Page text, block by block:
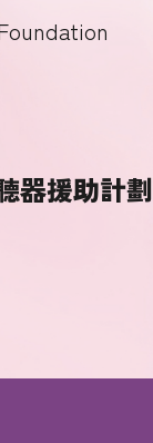
器援助計劃